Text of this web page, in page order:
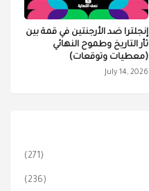
إنجلترا ضد الأرجنتين في قمة بين
ثأر التاريخ وطموح النهائي
(معطيات وتوقعات)
July 14, 2026
(271)
(236)